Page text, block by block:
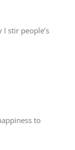
stir people’s
to